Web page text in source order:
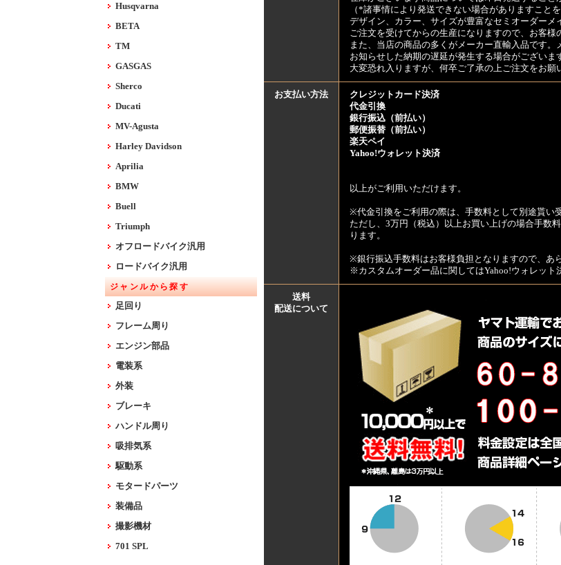
Husqvarna
BETA
TM
GASGAS
Sherco
Ducati
MV-Agusta
Harley Davidson
Aprilia
BMW
Buell
Triumph
オフロードバイク汎用
ロードバイク汎用
ジャンルから探す
足回り
フレーム周り
エンジン部品
電装系
外装
ブレーキ
ハンドル周り
吸排気系
駆動系
モタードパーツ
装備品
撮影機材
701 SPL
（*諸事情により発送できない場合がありますこと
デザイン、カラー、サイズが豊富なセミオーダーメ
ご注文を受けてからの生産になりますので、お客様
また、当店の商品の多くがメーカー直輸入品です
お知らせした納期の遅延が発生する場合がございま
大変恐れ入りますが、何卒ご了承の上ご注文をお願
お支払い方法
クレジットカード決済
代金引換
銀行振込（前払い）
郵便振替（前払い）
楽天ペイ
Yahoo!ウォレット決済
以上がご利用いただけます。
※代金引換をご利用の際は、手数料として別途貰い
ただし、3万円（税込）以上お買い上げの場合手数
ります。
※銀行振込手数料はお客様負担となりますので、あ
※カスタムオーダー品に関してはYahoo!ウォレット
送料
配送について